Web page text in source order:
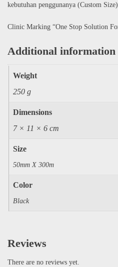
kebutuhan penggunanya (Custom Size)
Clinic Marking “One Stop Solution
Additional information
Weight
250 g
Dimensions
7 × 11 × 6 cm
Size
50mm X 300m
Color
Black
Reviews
There are no reviews yet.